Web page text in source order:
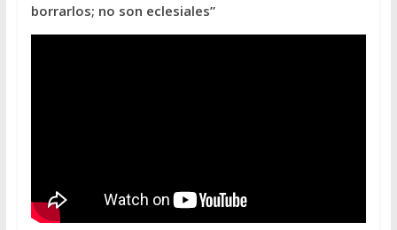
borrarlos; no son eclesiales”